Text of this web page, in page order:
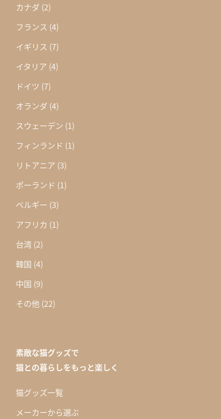
カナダ (2)
フランス (4)
イギリス (7)
イタリア (4)
ドイツ (7)
オランダ (4)
スウェーデン (1)
フィンランド (1)
リトアニア (3)
ポーランド (1)
ベルギー (3)
アフリカ (1)
台湾 (2)
韓国 (4)
中国 (9)
その他 (22)
素敵な猫グッズで
猫との暮らしをもっと楽しく
猫グッズ一覧
メーカーから選ぶ